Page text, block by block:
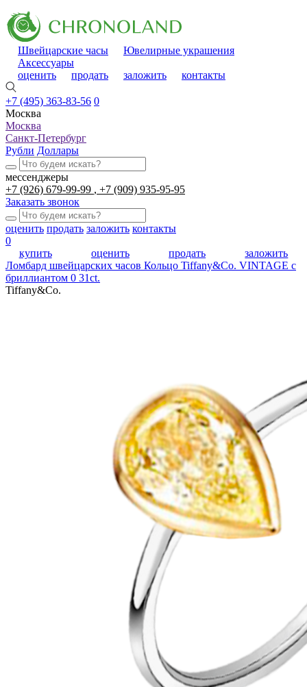
Швейцарские часы
Ювелирные украшения
Аксессуары
оценить
продать заложить контакты
+7 (495) 363-83-56 0
Москва
Москва
Санкт-Петербург
Рубли Доллары
мессенджеры
+7 (926) 679-99-99
+7 (909) 935-95-95
Заказать звонок
оценить продать заложить контакты
0
купить
оценить продать
заложить
Ломбард швейцарских часов Кольцо Tiffany&Co. VINTAGE с
бриллиантом 0 31ct.
Tiffany&Co.